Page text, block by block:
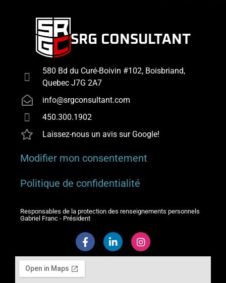
SRG CONSULTANT
580 Bd du Curé-Boivin #102, Boisbriand,
Quebec J7G 2A7
info@srgconsultant.com
450.300.1902
Laissez-nous un avis sur Google!
Modifier mon consentement
Politique de confidentialité
Responsables de la protection des renseignements personnels
Gabriel Franc - Président